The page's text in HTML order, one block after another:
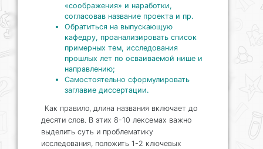
«соображения» и наработки,
согласовав название проекта и пр.
Обратиться на выпускающую
кафедру, проанализировать список
примерных тем, исследования
прошлых лет по осваиваемой нише и
направлению;
Самостоятельно сформулировать
заглавие диссертации.
Как правило, длина названия включает до
десяти слов. В этих 8-10 лексемах важно
выделить суть и проблематику
исследования, положить 1-2 ключевых